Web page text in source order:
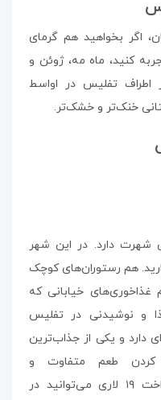
اگر بخواهید هم گرمای
کنید، ماه مه، ژوئن و
اطراف تفلیس در اواسط
خنک‌تر و خشک‌تر.
شهرت دارد. در این شهر
هم رستوران‌های کوچک
خیابانی که
و نوشیدنی در تفلیس
دارد و یکی از جذاب‌ترین
طعم متفاوت و
فراموش‌نشدنی آن‌ها است. با پرداخت ۱۹ لاری می‌توانید در